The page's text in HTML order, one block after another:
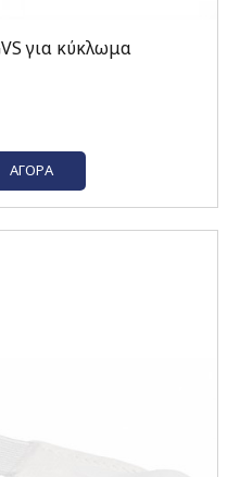
για κύκλωμα
ΑΓΟΡΆ